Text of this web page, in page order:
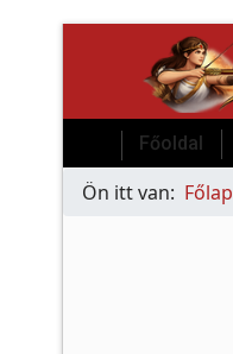
Főoldal
Ön itt van: Főlap